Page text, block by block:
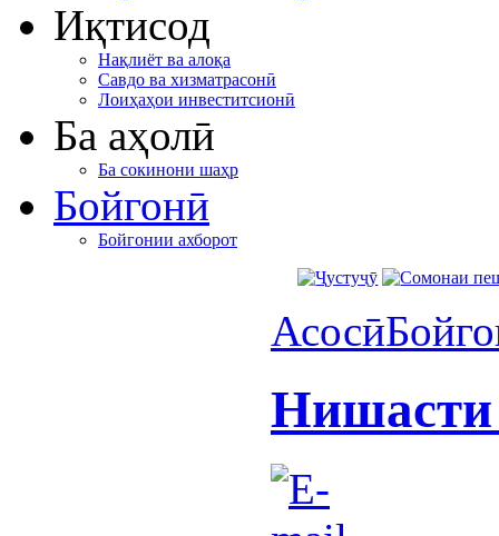
Иқтисод
Нақлиёт ва алоқа
Савдо ва хизматрасонӣ
Лоиҳаҳои инвеститсионӣ
Ба аҳолӣ
Ба сокинони шаҳр
Бойгонӣ
Бойгонии ахборот
Асосӣ
Нишасти